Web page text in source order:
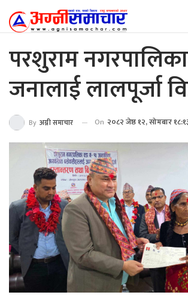
परशुराम
जनालाई लालपूर्जा
By अग्नी समाचार On २०८२ जेष्ठ १२, सोमबार